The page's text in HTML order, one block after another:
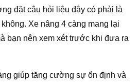
đặt câu hỏi liệu đây có phải là
Xe nâng 4 càng mang lại
bạn nên xem xét trước khi đưa ra
giúp tăng cường sự ổn định và